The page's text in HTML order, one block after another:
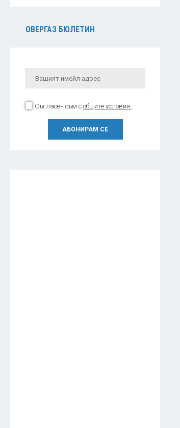
ОВЕРГАЗ БЮЛЕТИН
Съгласен съм с общите условия.